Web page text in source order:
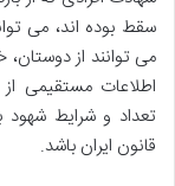
سقط بوده اند، می
می توانند از
اطلاعات مستقیمی
تعداد و شرایط شهود
قانون ایران باشد.